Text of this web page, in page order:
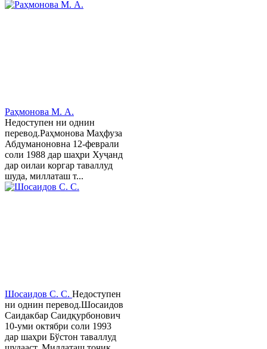
Раҳмонова М. А.
Недоступен ни однин
перевод.Раҳмонова Маҳфуза
Абдуманоновна 12-феврали
соли 1988 дар шаҳри Хуҷанд
дар оилаи коргар таваллуд
шуда, миллаташ т...
Шосаидов С. С. Недоступен
ни однин перевод.Шосаидов
Саидакбар Саидқурбонович
10-уми октябри соли 1993
дар шаҳри Бўстон таваллуд